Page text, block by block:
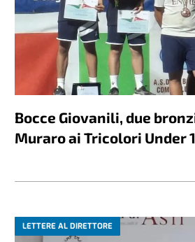
Bocce Giovanili, due
Muraro ai Tricolori Under
LETTERE AL DIRETTORE